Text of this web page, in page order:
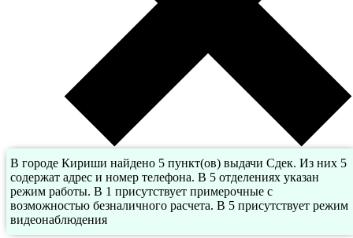
В городе Кириши найдено 5 пункт(ов) выдачи Сдек. Из них 5
содержат адрес и номер телефона. В 5 отделениях указан
режим работы. В 1 присутствует примерочные с
возможностью безналичного расчета. В 5 присутствует режим
видеонаблюдения